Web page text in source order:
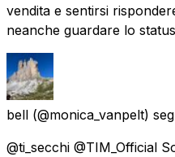
vendita e sentirsi
neanche guardare lo
bell (@monica_vanpelt)
@ti_secchi @TIM_Official